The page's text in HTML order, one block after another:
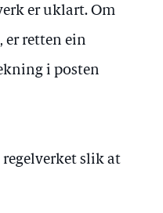
er uklart. Om
er retten ein
i posten
slik at